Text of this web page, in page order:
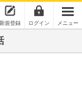
新規登録 ログイン メニュー